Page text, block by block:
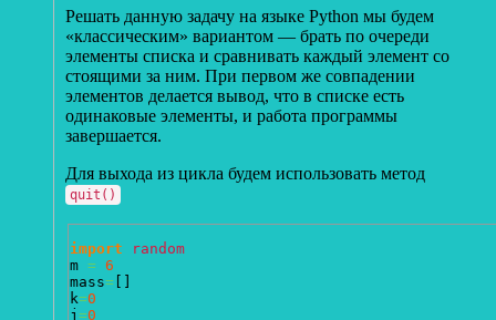
Решать данную задачу на языке Python мы будем
«классическим» вариантом — брать по очереди
элементы списка и сравнивать каждый элемент со
стоящими за ним. При первом же совпадении
элементов делается вывод, что в списке есть
одинаковые элементы, и работа программы
завершается.
Для выхода из цикла будем использовать метод
quit()
import
random
m = 6
mass=
k=0
j =0